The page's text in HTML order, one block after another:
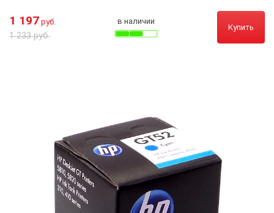
1 197 руб.
1 233 руб.
в наличии
Купить